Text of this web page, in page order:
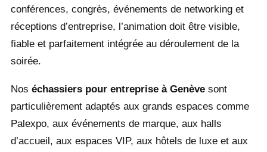
conférences, congrès, événements de networking et
réceptions d’entreprise, l’animation doit être visible,
fiable et parfaitement intégrée au déroulement de la
soirée.
Nos échassiers pour entreprise à Genève sont
particulièrement adaptés aux grands espaces comme
Palexpo, aux événements de marque, aux halls
d’accueil, aux espaces VIP, aux hôtels de luxe et aux